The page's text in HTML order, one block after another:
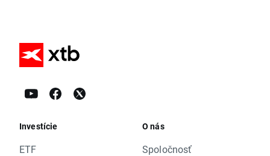
Investície
ETF
O nás
Spoločnosť